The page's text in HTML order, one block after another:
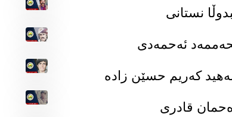
نستانی
ئه‌حمه‌دی
کەریم حسێن زادە
قادری